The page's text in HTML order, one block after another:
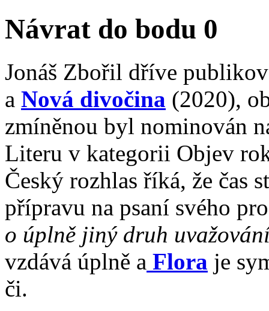
Ná­vrat do bo­du 0
Jo­náš Zbo­řil dří­ve
a No­vá di­vo­či­na (2020),
zmí­ně­nou byl no­mi­no­ván
Li­te­ru v ka­te­go­rii Ob­jev
Čes­ký roz­hlas ří­ká, že čas
pří­pra­vu na psa­ní své­ho
o úpl­ně ji­ný druh
vzdá­vá úpl­ně a Flo­ra je
či.